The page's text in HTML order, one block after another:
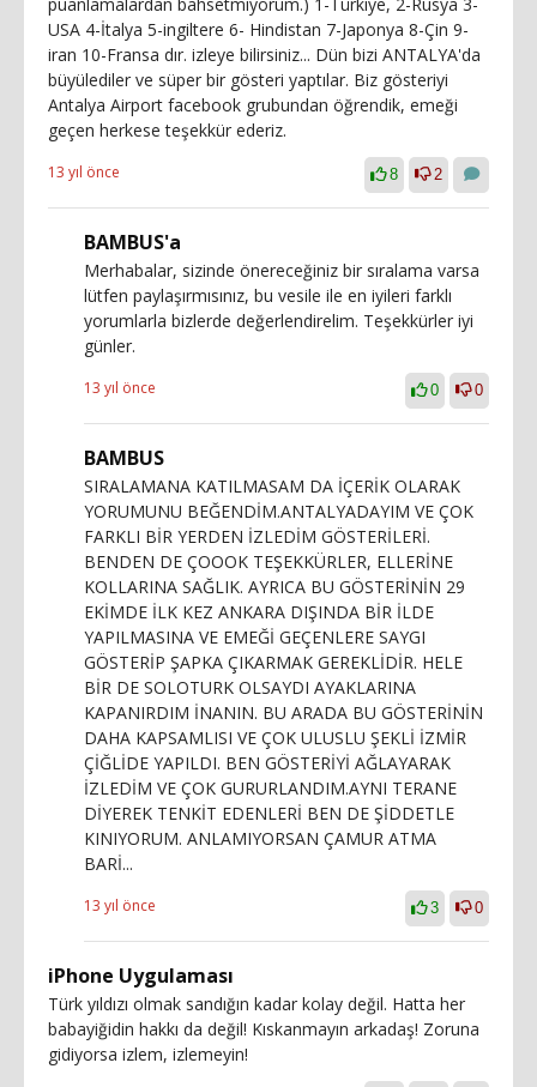
USA 4-İtalya 5-ingiltere 6- Hindistan 7-Japonya 8-Çin 9-
iran 10-Fransa dır. izleye bilirsiniz... Dün bizi ANTALYA'da
büyülediler ve süper bir gösteri yaptılar. Biz gösteriyi
Antalya Airport facebook grubundan öğrendik, emeği
geçen herkese teşekkür ederiz.
13 yıl önce 8 2
BAMBUS'a
Merhabalar, sizinde önereceğiniz bir sıralama varsa
lütfen paylaşırmısınız, bu vesile ile en iyileri farklı
yorumlarla bizlerde değerlendirelim. Teşekkürler iyi
günler.
13 yıl önce 0 0
BAMBUS
SIRALAMANA KATILMASAM DA İÇERİK OLARAK
YORUMUNU BEĞENDİM.ANTALYADAYIM VE ÇOK
FARKLI BİR YERDEN İZLEDİM GÖSTERİLERİ.
BENDEN DE ÇOOOK TEŞEKKÜRLER, ELLERİNE
KOLLARINA SAĞLIK. AYRICA BU GÖSTERİNİN 29
EKİMDE İLK KEZ ANKARA DIŞINDA BİR İLDE
YAPILMASINA VE EMEĞİ GEÇENLERE SAYGI
GÖSTERİP ŞAPKA ÇIKARMAK GEREKLİDİR. HELE
BİR DE SOLOTURK OLSAYDI AYAKLARINA
KAPANIRDIM İNANIN. BU ARADA BU GÖSTERİNİN
DAHA KAPSAMLISI VE ÇOK ULUSLU ŞEKLİ İZMİR
ÇİĞLİDE YAPILDI. BEN GÖSTERİYİ AĞLAYARAK
İZLEDİM VE ÇOK GURURLANDIM.AYNI TERANE
DİYEREK TENKİT EDENLERİ BEN DE ŞİDDETLE
KINIYORUM. ANLAMIYORSAN ÇAMUR ATMA
BARİ...
13 yıl önce 3 0
iPhone Uygulaması
Türk yıldızı olmak sandığın kadar kolay değil. Hatta her
babayiğidin hakkı da değil! Kıskanmayın arkadaş! Zoruna
gidiyorsa izlem, izlemeyin!